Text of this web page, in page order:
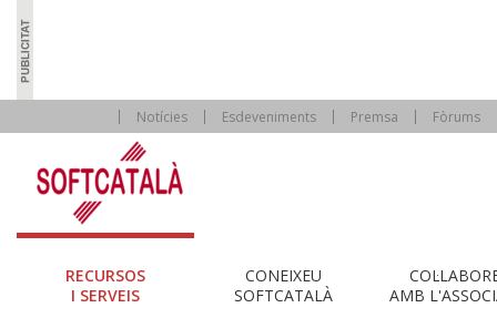
Notícies Esdeveniments Premsa Fòrums
RECURSOS
I SERVEIS
CONEIXEU
SOFTCATALÀ
AMB